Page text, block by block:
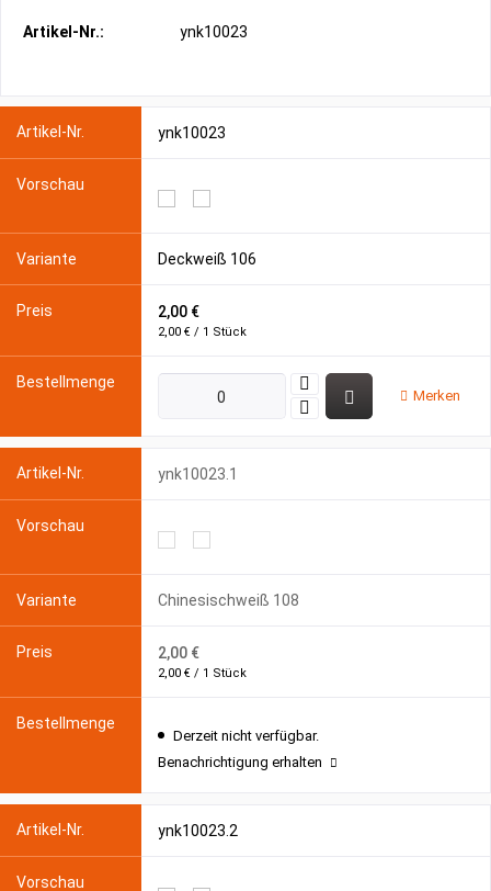
Artikel-Nr.: ynk10023
ynk10023
Deckweiß 106
2,00 €
2,00 € / 1 Stück
Merken
ynk10023.1
Chinesischweiß 108
2,00 €
2,00 € / 1 Stück
Derzeit nicht verfügbar.
Benachrichtigung erhalten
ynk10023.2